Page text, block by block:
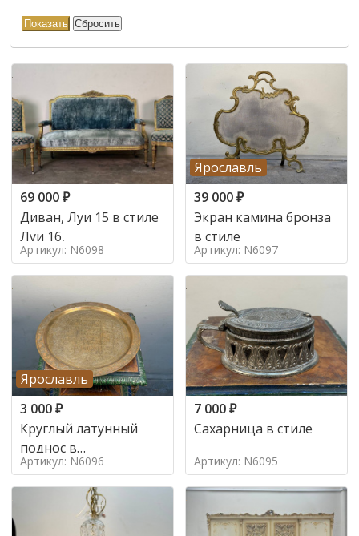
69 000₽
Диван, Луи 15 в стиле
Луи 16,
Артикул: N6098
Ярославль
39 000₽
Экран камина бронза
в стиле
Артикул: N6097
Ярославль
3 000₽
Круглый латунный
поднос в
марокканском стиле в
стиле
Артикул: N6096
7 000₽
Сахарница в стиле
Артикул: N6095